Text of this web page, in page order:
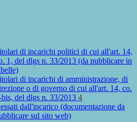
di incarichi politici di cui all'art. 14,
1, del dlgs n. 33/2013 (da pubblicare in
di incarichi di amministrazione, di
o di governo di cui all'art. 14, co.
bis, del dlgs n. 33/2013 4
dall'incarico (documentazione da
sul sito web)